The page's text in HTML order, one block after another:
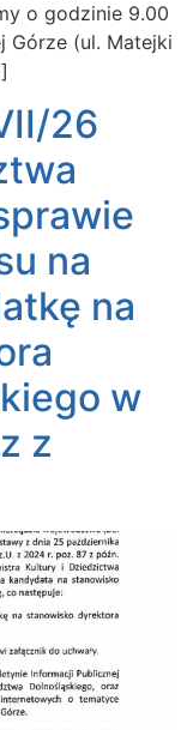
o godzinie 9.00
Górze (ul. Matejki
26
na
na
w
z